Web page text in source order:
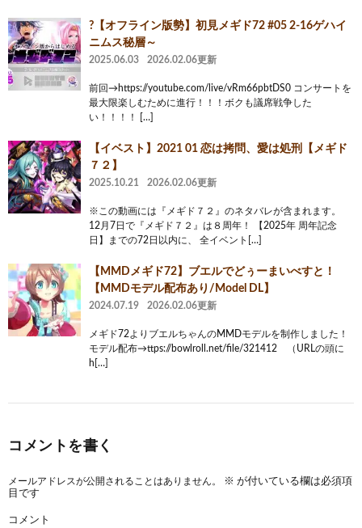
?【オフライン版勢】初見メギド72 #05 2-16ゲハイ
ニムス秘層～
2025.06.03 2026.02.06更新
前回→https://youtube.com/live/vRm66pbtDS0 コンサートを
最大限楽しむために進行！！！ボクも議席戦争した
い！！！！ […]
【イベスト】2021 01 恋は拷問、愛は処刑【メギド
７２】
2025.10.21 2026.02.06更新
※この動画には『メギド７２』のネタバレが含まれます。
12月7日で『メギド７２』は８周年！ 【2025年 周年記念
日】までの72日以内に、 全イベント[…]
【MMDメギド72】ブエルでどぅーまいべすと！
【MMDモデル配布あり/Model DL】
2024.07.19 2026.02.06更新
メギド72よりブエルちゃんのMMDモデルを制作しました！
モデル配布→ttps://bowlroll.net/file/321412 （URLの頭に
h[…]
コメントを書く
メールアドレスが公開されることはありません。 ※ が付いている欄は必須項
目です
コメント